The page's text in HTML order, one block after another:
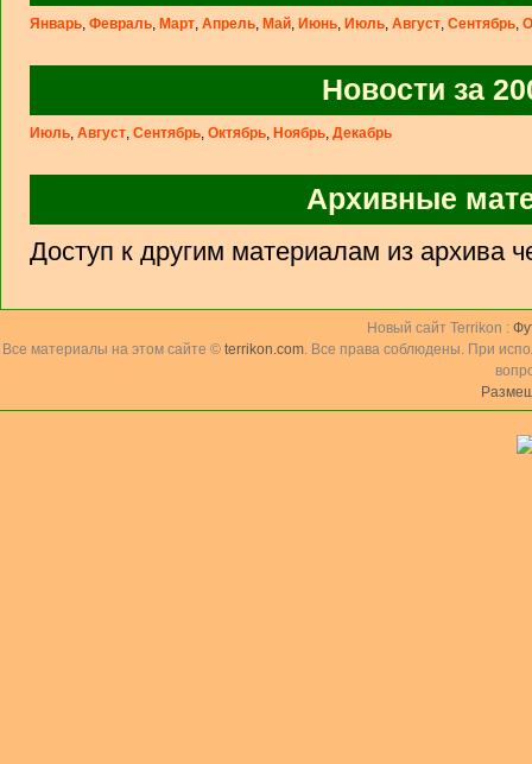
Январь, Февраль, Март, Апрель, Май, Июнь, Июль, Август, Сентябрь,
Новости за
Июль, Август, Сентябрь, Октябрь, Ноябрь, Декабрь
Архивные
Доступ к другим материалам из архива
Новый сайт Terrikon :
Все материалы на этом сайте © terrikon.com. Все права соблюдены. При